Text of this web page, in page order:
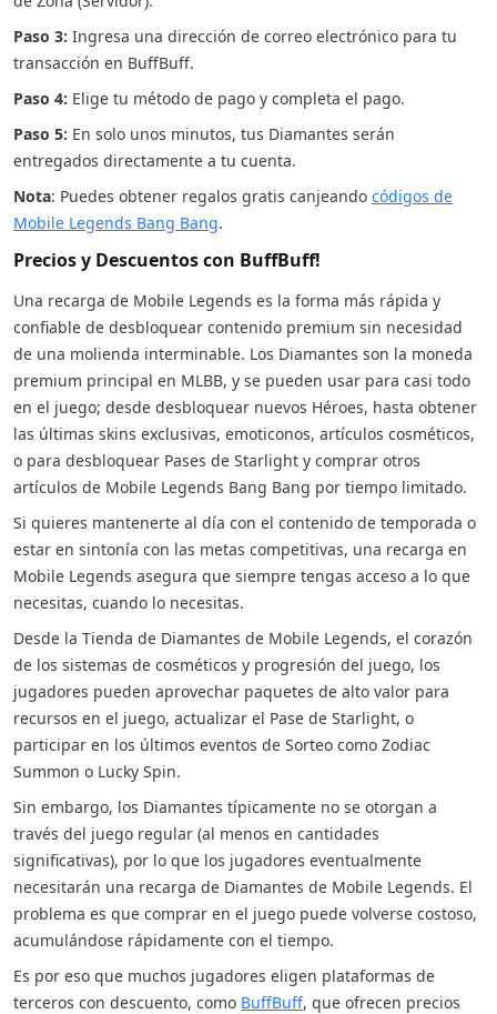
Paso 3: Ingresa una dirección de correo electrónico para tu
transacción en BuffBuff.
Paso 4: Elige tu método de pago y completa el pago.
Paso 5: En solo unos minutos, tus Diamantes serán
entregados directamente a tu cuenta.
Nota: Puedes obtener regalos gratis canjeando códigos de
Mobile Legends Bang Bang.
Precios y Descuentos con BuffBuff!
Una recarga de Mobile Legends es la forma más rápida y
confiable de desbloquear contenido premium sin necesidad
de una molienda interminable. Los Diamantes son la moneda
premium principal en MLBB, y se pueden usar para casi todo
en el juego; desde desbloquear nuevos Héroes, hasta obtener
las últimas skins exclusivas, emoticonos, artículos cosméticos,
o para desbloquear Pases de Starlight y comprar otros
artículos de Mobile Legends Bang Bang por tiempo limitado.
Si quieres mantenerte al día con el contenido de temporada o
estar en sintonía con las metas competitivas, una recarga en
Mobile Legends asegura que siempre tengas acceso a lo que
necesitas, cuando lo necesitas.
Desde la Tienda de Diamantes de Mobile Legends, el corazón
de los sistemas de cosméticos y progresión del juego, los
jugadores pueden aprovechar paquetes de alto valor para
recursos en el juego, actualizar el Pase de Starlight, o
participar en los últimos eventos de Sorteo como Zodiac
Summon o Lucky Spin.
Sin embargo, los Diamantes típicamente no se otorgan a
través del juego regular (al menos en cantidades
significativas), por lo que los jugadores eventualmente
necesitarán una recarga de Diamantes de Mobile Legends. El
problema es que comprar en el juego puede volverse costoso,
acumulándose rápidamente con el tiempo.
Es por eso que muchos jugadores eligen plataformas de
terceros con descuento, como BuffBuff, que ofrecen precios